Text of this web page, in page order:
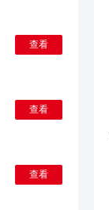
查看
查看
查看